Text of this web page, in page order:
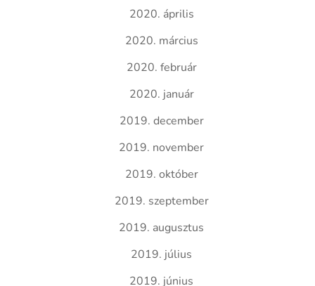
2020. április
2020. március
2020. február
2020. január
2019. december
2019. november
2019. október
2019. szeptember
2019. augusztus
2019. július
2019. június